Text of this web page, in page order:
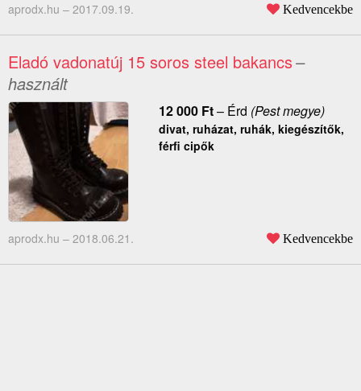
aprodx.hu – 2017.09.19. Kedvencekbe
Eladó vadonatúj 15 soros steel bakancs–
használt
12 000 Ft– Érd (Pest megye)
divat, ruházat, ruhák, kiegészítők,
férfi cipők
aprodx.hu – 2018.06.21. Kedvencekbe